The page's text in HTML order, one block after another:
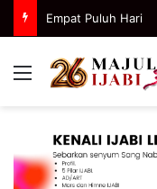
Empat Puluh Hari
Menu